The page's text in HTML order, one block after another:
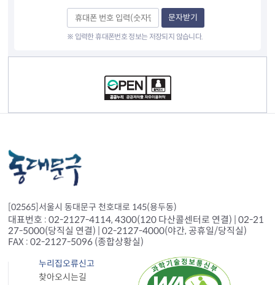
문자받기
※ 입력한 휴대폰번호 정보는 저장되지 않습니다.
[02565]서울시 동대문구 천호대로 145(용두동)
대표번호 : 02-2127-4114, 4300(120 다산콜센터로 연결) | 02-21
27-5000(당직실 연결) | 02-2127-4000(야간, 공휴일/당직실)
FAX : 02-2127-5096 (종합상황실)
누리집오류신고
찾아오시는길